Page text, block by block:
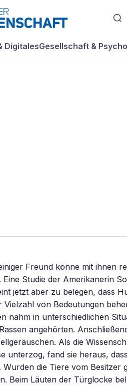
DigitalesGesellschaft &
Freund könne mit ihnen
Studie der Amerikanerin
jetzt aber zu belegen, dass
von Bedeutungen
nahm in unterschiedlichen
angehörten.
Als die
unterzog, fand sie heraus,
die Tiere vom Besitzer
Beim Läuten der Türglocke